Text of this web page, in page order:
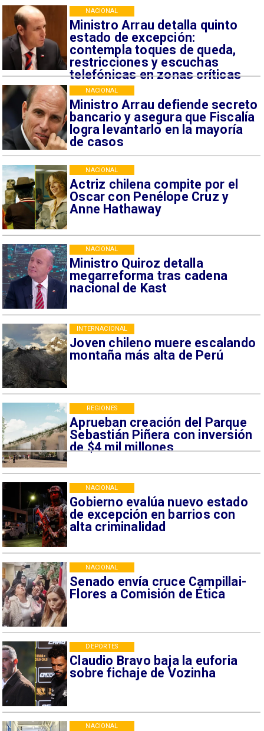
Ministro Arrau detalla quinto
estado de excepción:
contempla toques de queda,
restricciones y escuchas
telefónicas en zonas críticas
NACIONAL
Ministro Arrau defiende secreto
bancario y asegura que Fiscalía
logra levantarlo en la mayoría
de casos
NACIONAL
Actriz chilena compite por el
Oscar con Penélope Cruz y
Anne Hathaway
NACIONAL
Ministro Quiroz detalla
megarreforma tras cadena
nacional de Kast
NACIONAL
Joven chileno muere escalando
montaña más alta de Perú
INTERNACIONAL
Aprueban creación del Parque
Sebastián Piñera con inversión
de $4 mil millones
REGIONES
Gobierno evalúa nuevo estado
de excepción en barrios con
alta criminalidad
NACIONAL
Senado envía cruce Campillai-
Flores a Comisión de Ética
NACIONAL
Claudio Bravo baja la euforia
sobre fichaje de Vozinha
DEPORTES
NACIONAL